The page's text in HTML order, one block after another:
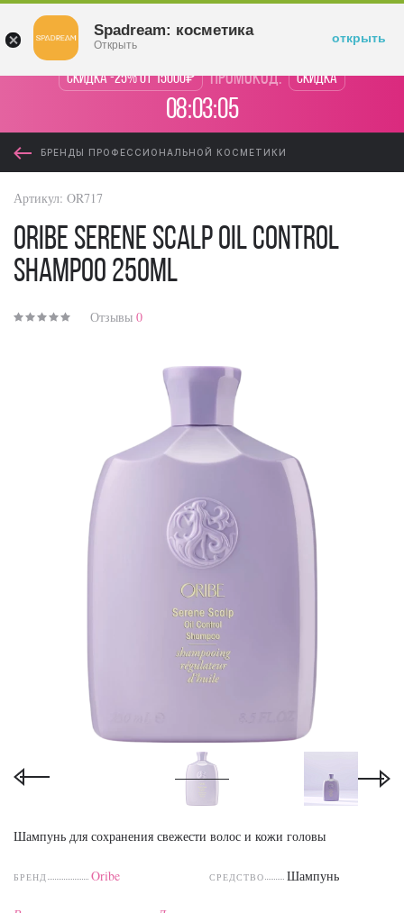
Скидка -25% от 15000₽ промокод: Скидка
08:03:05
БРЕНДЫ ПРОФЕССИОНАЛЬНОЙ КОСМЕТИКИ
Артикул: OR717
Oribe Serene Scalp Oil Control
Shampoo 250ml
Отзывы 0
Шампунь для сохранения свежести волос и кожи головы
БРЕНД Oribe СРЕДСТВО Шампунь
Spadream: косметика
Открыть открыть